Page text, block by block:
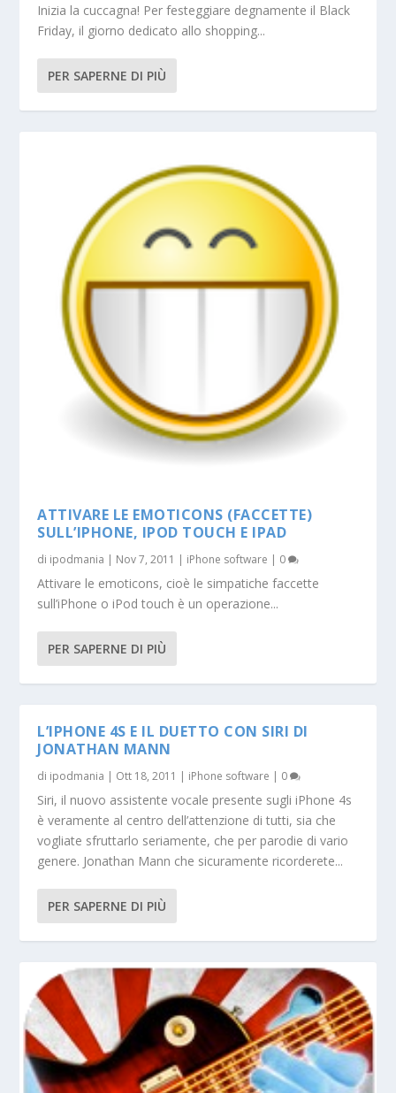
Inizia la cuccagna! Per festeggiare degnamente il Black
Friday, il giorno dedicato allo shopping...
PER SAPERNE DI PIÙ
ATTIVARE LE EMOTICONS (FACCETTE)
SULL’IPHONE, IPOD TOUCH E IPAD
di ipodmania | Nov 7, 2011 | iPhone software | 0
Attivare le emoticons, cioè le simpatiche faccette
sull’iPhone o iPod touch è un operazione...
PER SAPERNE DI PIÙ
L’IPHONE 4S E IL DUETTO CON SIRI DI
JONATHAN MANN
di ipodmania | Ott 18, 2011 | iPhone software | 0
Siri, il nuovo assistente vocale presente sugli iPhone 4s
è veramente al centro dell’attenzione di tutti, sia che
vogliate sfruttarlo seriamente, che per parodie di vario
genere. Jonathan Mann che sicuramente ricorderete...
PER SAPERNE DI PIÙ